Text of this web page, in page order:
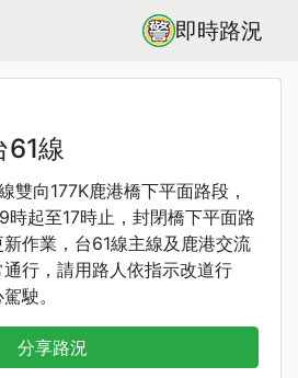
即時路況
61線
雙向177K鹿港橋下平面路段，
時起至17時止，封閉橋下平面路
作業，台61線主線及鹿港交流
行，請用路人依指示改道行
駛。
分享路況